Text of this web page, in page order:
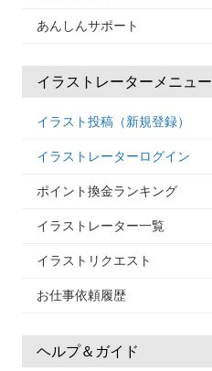
あんしんサポート
イラストレーターメニュー
イラスト投稿（新規登録）
イラストレーターログイン
ポイント換金ランキング
イラストレーター一覧
イラストリクエスト
お仕事依頼履歴
ヘルプ＆ガイド